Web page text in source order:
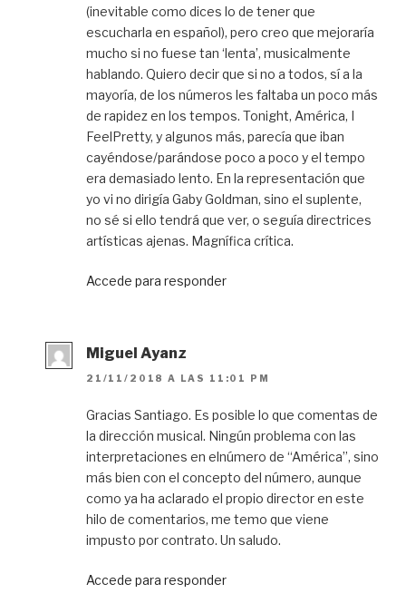
(inevitable como dices lo de tener que
escucharla en español), pero creo que mejoraría
mucho si no fuese tan ‘lenta’, musicalmente
hablando. Quiero decir que si no a todos, sí a la
mayoría, de los números les faltaba un poco más
de rapidez en los tempos. Tonight, América, I
FeelPretty, y algunos más, parecía que iban
cayéndose/parándose poco a poco y el tempo
era demasiado lento. En la representación que
yo vi no dirigía Gaby Goldman, sino el suplente,
no sé si ello tendrá que ver, o seguía directrices
artísticas ajenas. Magnífica crítica.
Accede para responder
Miguel Ayanz
21/11/2018 A LAS 11:01 PM
Gracias Santiago. Es posible lo que comentas de
la dirección musical. Ningún problema con las
interpretaciones en elnúmero de “América”, sino
más bien con el concepto del número, aunque
como ya ha aclarado el propio director en este
hilo de comentarios, me temo que viene
impusto por contrato. Un saludo.
Accede para responder